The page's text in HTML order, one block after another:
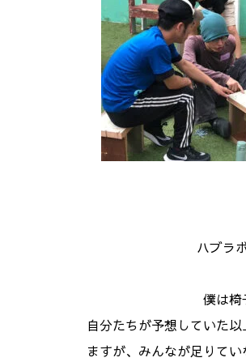
ハブラ
僕は椅
自分たちが予想していた
ますが、みんなが足りて